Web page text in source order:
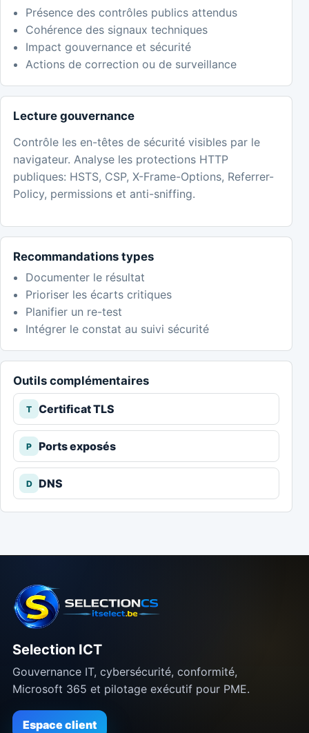
Présence des contrôles publics attendus
Cohérence des signaux techniques
Impact gouvernance et sécurité
Actions de correction ou de surveillance
Lecture gouvernance
Contrôle les en-têtes de sécurité visibles par le
navigateur. Analyse les protections HTTP
publiques: HSTS, CSP, X-Frame-Options, Referrer-
Policy, permissions et anti-sniffing.
Recommandations types
Documenter le résultat
Prioriser les écarts critiques
Planifier un re-test
Intégrer le constat au suivi sécurité
Outils complémentaires
T Certificat TLS
P Ports exposés
D DNS
Selection ICT
Gouvernance IT, cybersécurité, conformité,
Microsoft 365 et pilotage exécutif pour PME.
Espace client